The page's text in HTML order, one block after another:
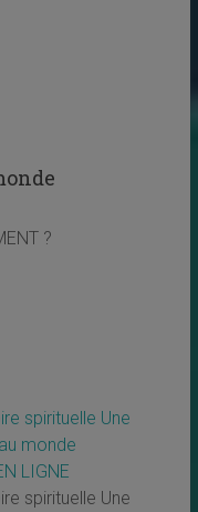
?
spirituelle Une
monde
LIGNE
spirituelle Une